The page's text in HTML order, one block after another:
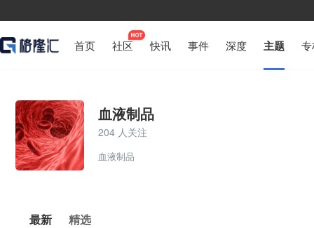
首页 社区 快讯 事件 深度 主题
血液制品
204 人关注
血液制品
最新 精选